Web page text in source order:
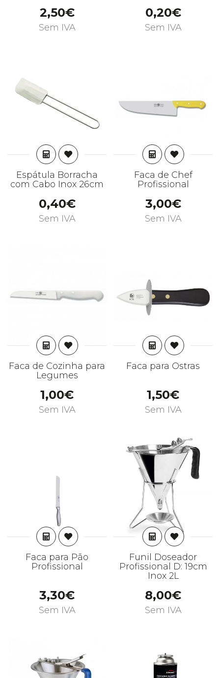
2,50€
Sem IVA
0,20€
Sem IVA
ADICIONAR
Espátula Borracha
com Cabo Inox 26cm
0,40€
Sem IVA
ADICIONAR
Faca de Chef
Profissional
3,00€
Sem IVA
ADICIONAR
Faca de Cozinha para
Legumes
1,00€
Sem IVA
ADICIONAR
Faca para Ostras
1,50€
Sem IVA
ADICIONAR
Faca para Pão
Profissional
3,30€
Sem IVA
ADICIONAR
Funil Doseador
Profissional D: 19cm
Inox 2L
8,00€
Sem IVA